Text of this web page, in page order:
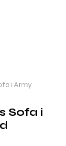
i Army
Sofa i